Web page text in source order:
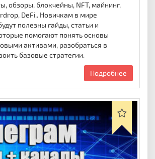
обзоры, блокчейны, NFT, майнинг,
DeFi.. Новичкам в мире
полезны гайды, статьи и
помогают понять основы
активами, разобраться в
базовые стратегии.
Подробнее